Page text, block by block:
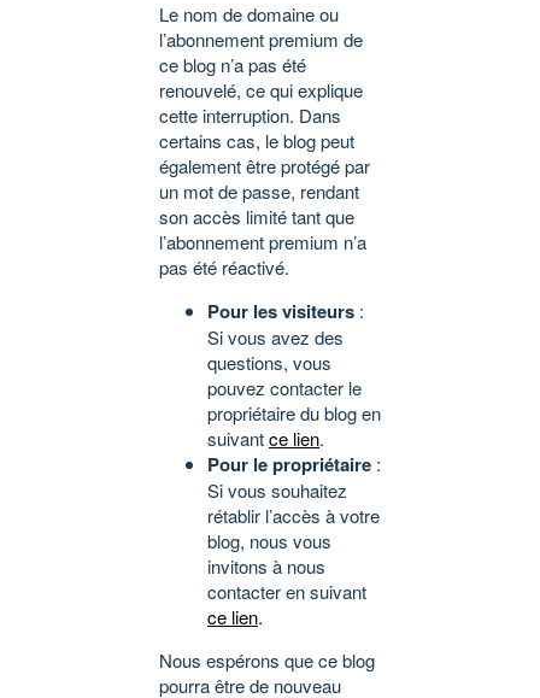
Le nom de domaine ou
l’abonnement premium de
ce blog n’a pas été
renouvelé, ce qui explique
cette interruption. Dans
certains cas, le blog peut
également être protégé par
un mot de passe, rendant
son accès limité tant que
l’abonnement premium n’a
pas été réactivé.
Pour les visiteurs :
Si vous avez des
questions, vous
pouvez contacter le
propriétaire du blog en
suivantce lien.
Pour le propriétaire :
Si vous souhaitez
rétablir l’accès à votre
blog, nous vous
invitons à nous
contacter en suivant
ce lien.
Nous espérons que ce blog
pourra être de nouveau